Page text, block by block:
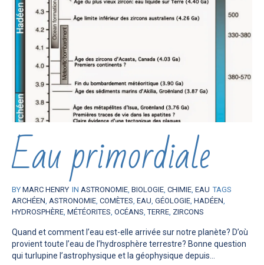
Eau primordiale
BY MARC HENRY IN ASTRONOMIE, BIOLOGIE, CHIMIE, EAU TAGS
ARCHÉEN, ASTRONOMIE, COMÈTES, EAU, GÉOLOGIE, HADÉEN,
HYDROSPHÈRE, MÉTÉORITES, OCÉANS,TERRE, ZIRCONS
Quand et comment l’eau est-elle arrivée sur notre planète? D’où
provient toute l’eau de l’hydrosphère terrestre? Bonne question
qui turlupine l’astrophysique et la géophysique depuis...